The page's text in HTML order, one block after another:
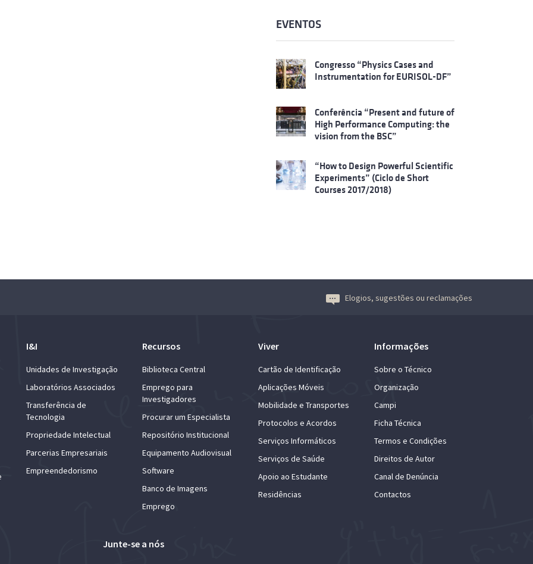
EVENTOS
Congresso “Physics Cases and
Instrumentation for EURISOL-DF”
Conferência “Present and future of
High Performance Computing: the
vision from the BSC”
“How to Design Powerful Scientific
Experiments” (Ciclo de Short
Courses 2017/2018)
Elogios, sugestões ou reclamações
I&I
Unidades de Investigação
Laboratórios Associados
Transferência de
Tecnologia
Propriedade Intelectual
Parcerias Empresariais
Empreendedorismo
Recursos
Biblioteca Central
Emprego para
Investigadores
Procurar um Especialista
Repositório Institucional
Equipamento Audiovisual
Software
Banco de Imagens
Emprego
Viver
Cartão de Identificação
Aplicações Móveis
Mobilidade e Transportes
Protocolos e Acordos
Serviços Informáticos
Serviços de Saúde
Apoio ao Estudante
Residências
Informações
Sobre o Técnico
Organização
Campi
Ficha Técnica
Termos e Condições
Direitos de Autor
Canal de Denúncia
Contactos
Junte-se a nós